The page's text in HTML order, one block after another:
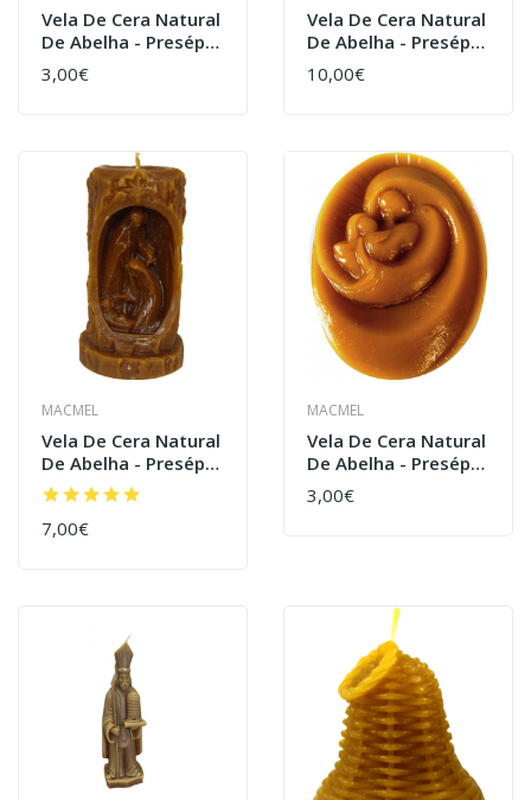
Vela De Cera Natural
De Abelha - Presépio
Moderno
3,00€
Vela De Cera Natural
De Abelha - Presépio
Sagrada Família
10,00€
MACMEL
Vela De Cera Natural
De Abelha - Presépio
Tronco
7,00€
MACMEL
Vela De Cera Natural
De Abelha - Presépio
Virgem
3,00€